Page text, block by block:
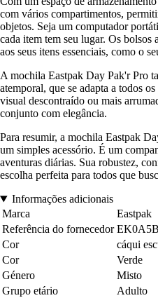
com vários compartimentos,
objetos. Seja um computador
cada item tem seu lugar. Os bolsos
aos seus itens essenciais, como o
A mochila Eastpak Day Pak'r Pro
atemporal, que se adapta a todos
visual descontraído ou mais
conjunto com elegância.
Para resumir, a mochila Eastpak
um simples acessório. É um
aventuras diárias. Sua robustez,
escolha perfeita para todos que
Informações adicionais
Marca
Eastpak
Referência do fornecedor
Cor
cáqui
Cor
Verde
Género
Misto
Grupo etário
Adulto